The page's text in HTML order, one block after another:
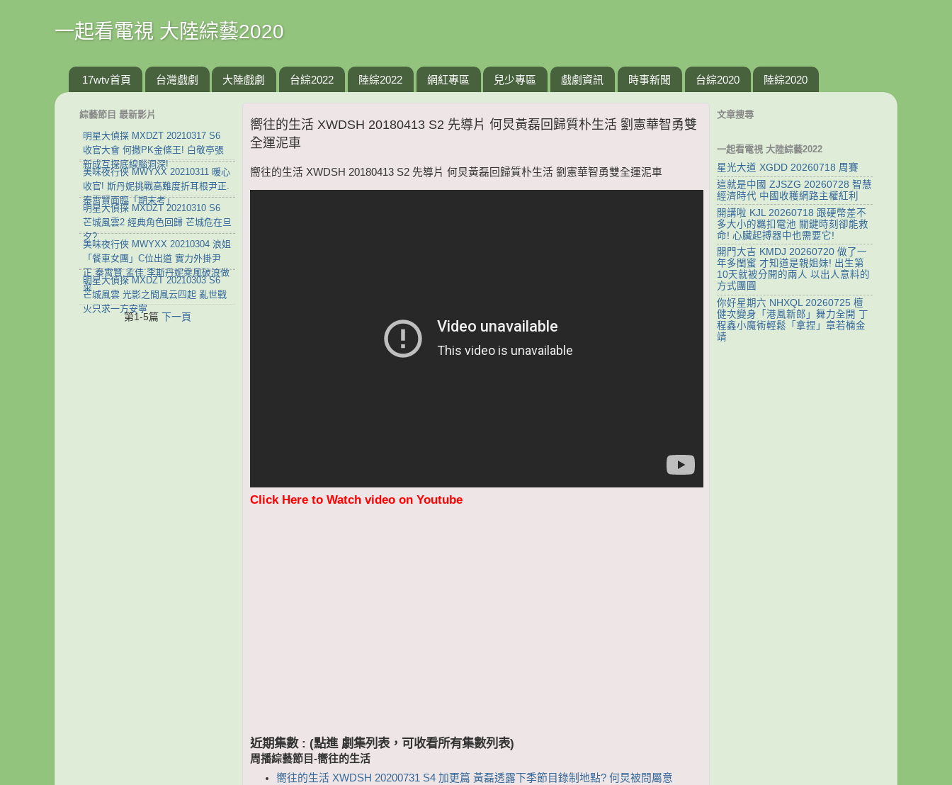
一起看電視 大陸綜藝2020
17wtv首頁 台灣戲劇 大陸戲劇 台綜2022 陸綜2022 網紅專區 兒少專區 戲劇資訊 時事新聞 台綜2020 陸綜2020
嚮往的生活 XWDSH 20180413 S2 先導片 何炅黃磊回歸質朴生活 劉憲華智勇雙
全運泥車
嚮往的生活 XWDSH 20180413 S2 先導片 何炅黃磊回歸質朴生活 劉憲華智勇雙全運泥車
Click Here to Watch video on Youtube
近期集數 : (點進 劇集列表，可收看所有集數列表)
周播綜藝節目-嚮往的生活
嚮往的生活 XWDSH 20200731 S4 加更篇 黃磊透露下季節目錄制地點? 何炅被問屬意
綜藝節目 最新影片
明星大偵探 MXDZT 20210317 S6
收官大會 何撒PK金條王! 白敬亭張
新成互探底線腦洞深!
美味夜行俠 MWYXX 20210311 暖心
收官! 斯丹妮挑戰高難度折耳根尹正.
秦霄賢面臨「期末考」
明星大偵探 MXDZT 20210310 S6
芒城風雲2 經典角色回歸 芒城危在旦
夕?
美味夜行俠 MWYXX 20210304 浪姐
「餐車女團」C位出道 實力外掛尹
正.秦霄賢.孟佳.李斯丹妮乘風破浪做
菜
明星大偵探 MXDZT 20210303 S6
芒城風雲 光影之間風云四起 亂世戰
火只求一方安寧
第1-5篇 下一頁
文章搜尋
一起看電視 大陸綜藝2022
星光大道 XGDD 20260718 周賽
這就是中國 ZJSZG 20260728 智慧
經濟時代 中國收穫網路主權紅利
開講啦 KJL 20260718 跟硬幣差不
多大小的羈扣電池 關鍵時刻卻能救
命! 心臟起搏器中也需要它!
開門大吉 KMDJ 20260720 做了一
年多閨蜜 才知道是親姐妹! 出生第
10天就被分開的兩人 以出人意料的
方式團圓
你好星期六 NHXQL 20260725 檀
健次變身「港風新郎」舞力全開 丁
程鑫小魔術輕鬆「拿捏」章若楠金
靖